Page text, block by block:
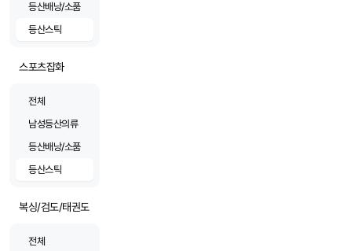
등산배낭/소품
등산스틱
스포츠잡화
전체
남성등산의류
등산배낭/소품
등산스틱
복싱/검도/태권도
전체